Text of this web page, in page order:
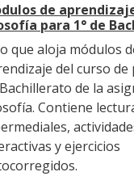
de
para 1° de
que aloja módulos
del curso
de la
Contiene
y ejercicios